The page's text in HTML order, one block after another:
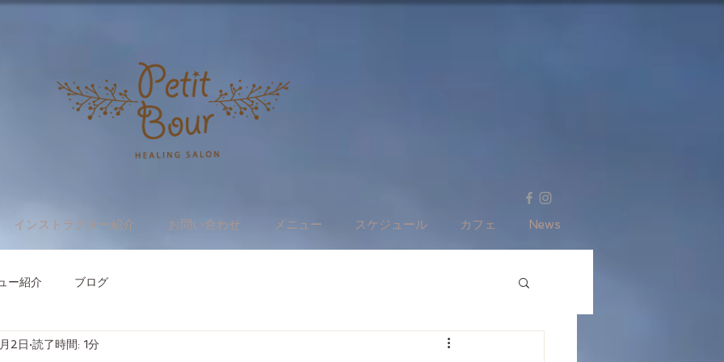
インストラクター紹介 お問い合わせ メニュー スケジュール カフェ News
ー紹介 ブログ
2日 読了時間: 1分